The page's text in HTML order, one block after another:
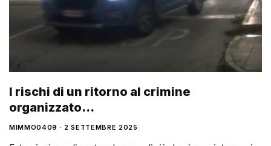
I rischi di un ritorno al crimine
organizzato…
MIMMO0409 2 SETTEMBRE 2025